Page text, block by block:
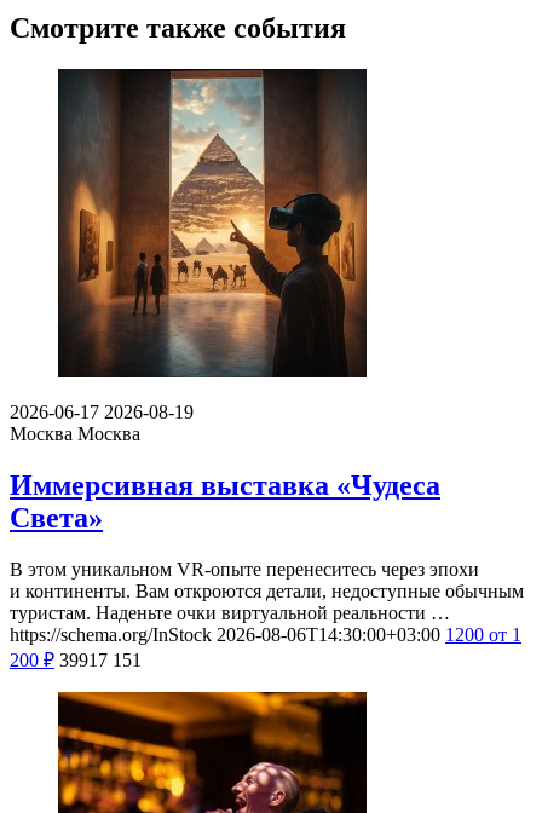
Смотрите также события
2026-06-17 2026-08-19
Москва Москва
Иммерсивная выставка «Чудеса
Света»
В этом уникальном VR-опыте перенеситесь через эпохи
и континенты. Вам откроются детали, недоступные обычным
туристам. Наденьте очки виртуальной реальности …
https://schema.org/InStock 2026-08-06T14:30:00+03:00 1200 от 1
200 ₽ 39917 151